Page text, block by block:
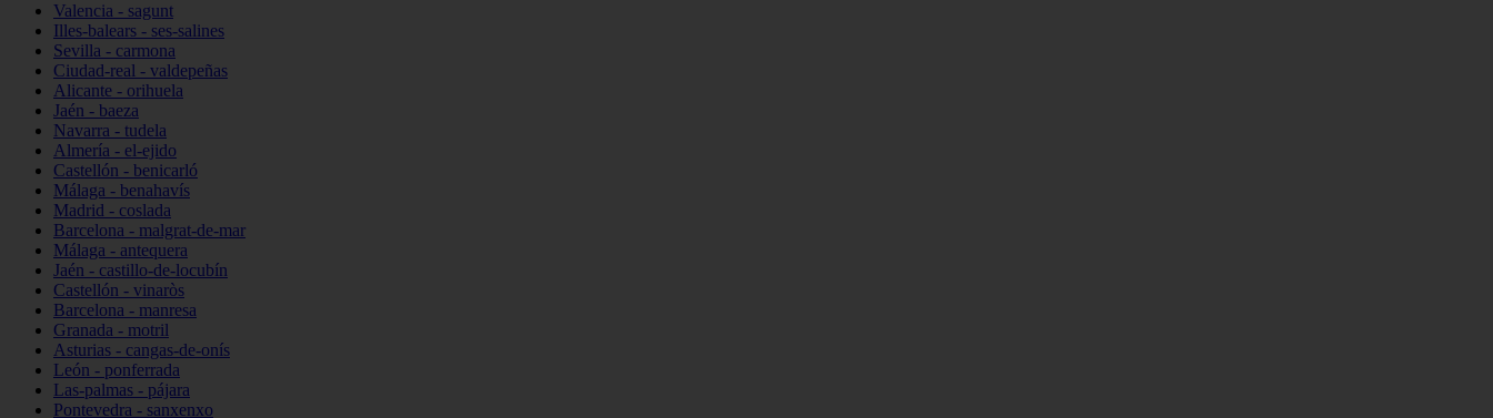
Valencia - sagunt
Illes-balears - ses-salines
Sevilla - carmona
Ciudad-real - valdepeñas
Alicante - orihuela
Jaén - baeza
Navarra - tudela
Almería - el-ejido
Castellón - benicarló
Málaga - benahavís
Madrid - coslada
Barcelona - malgrat-de-mar
Málaga - antequera
Jaén - castillo-de-locubín
Castellón - vinaròs
Barcelona - manresa
Granada - motril
Asturias - cangas-de-onís
León - ponferrada
Las-palmas - pájara
Pontevedra - sanxenxo